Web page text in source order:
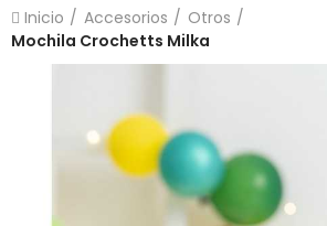
Inicio Accesorios
Otros
Mochila Crochetts Milka